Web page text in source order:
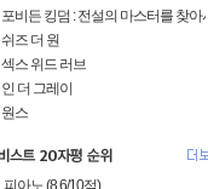
포비든 킹덤 : 전설의 마스터를 찾아서
쉬즈 더 원
섹스 위드 러브
인 더 그레이
원스
피아노 (8.6/10점)